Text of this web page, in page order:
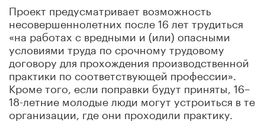
Проект предусматривает возможность
несовершеннолетних после 16 лет трудиться
«на работах с вредными и (или) опасными
условиями труда по срочному трудовому
договору для прохождения производственной
практики по соответствующей профессии».
Кроме того, если поправки будут приняты, 16–
18-летние молодые люди могут устроиться в те
организации, где они проходили практику.